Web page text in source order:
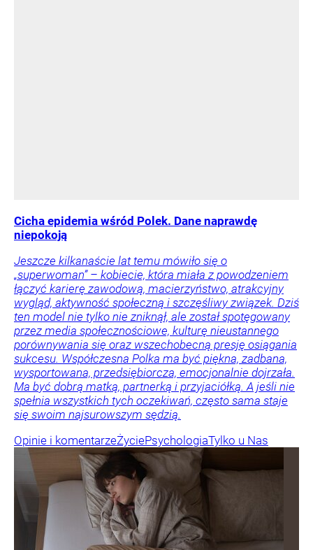
Cicha epidemia wśród Polek. Dane naprawdę
niepokoją
Jeszcze kilkanaście lat temu mówiło się o
„superwoman” – kobiecie, która miała z powodzeniem
łączyć karierę zawodową, macierzyństwo, atrakcyjny
wygląd, aktywność społeczną i szczęśliwy związek. Dziś
ten model nie tylko nie zniknął, ale został spotęgowany
przez media społecznościowe, kulturę nieustannego
porównywania się oraz wszechobecną presję osiągania
sukcesu. Współczesna Polka ma być piękna, zadbana,
wysportowana, przedsiębiorcza, emocjonalnie dojrzała.
Ma być dobrą matką, partnerką i przyjaciółką. A jeśli nie
spełnia wszystkich tych oczekiwań, często sama staje
się swoim najsurowszym sędzią.
Opinie i komentarzeŻyciePsychologiaTylko u Nas